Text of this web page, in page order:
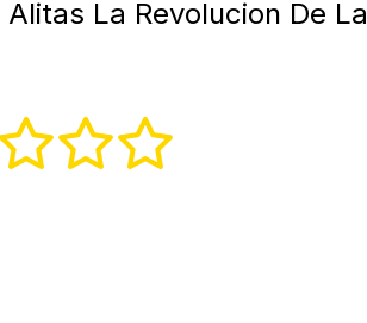
Alitas La Revolucion De La